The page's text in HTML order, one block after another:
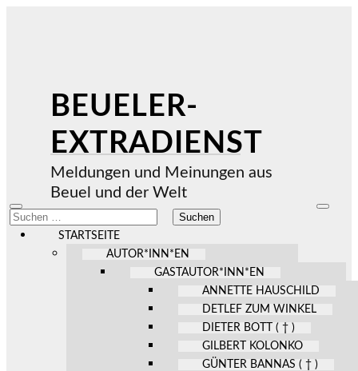
BEUELER-
EXTRADIENST
Meldungen und Meinungen aus
Beuel und der Welt
Mobile-
Menü
ein-/ausblenden
Suchen
nach:
STARTSEITE
AUTOR*INN*EN
GASTAUTOR*INN*EN
ANNETTE HAUSCHILD
DETLEF ZUM WINKEL
DIETER BOTT ( † )
GILBERT KOLONKO
GÜNTER BANNAS ( † )